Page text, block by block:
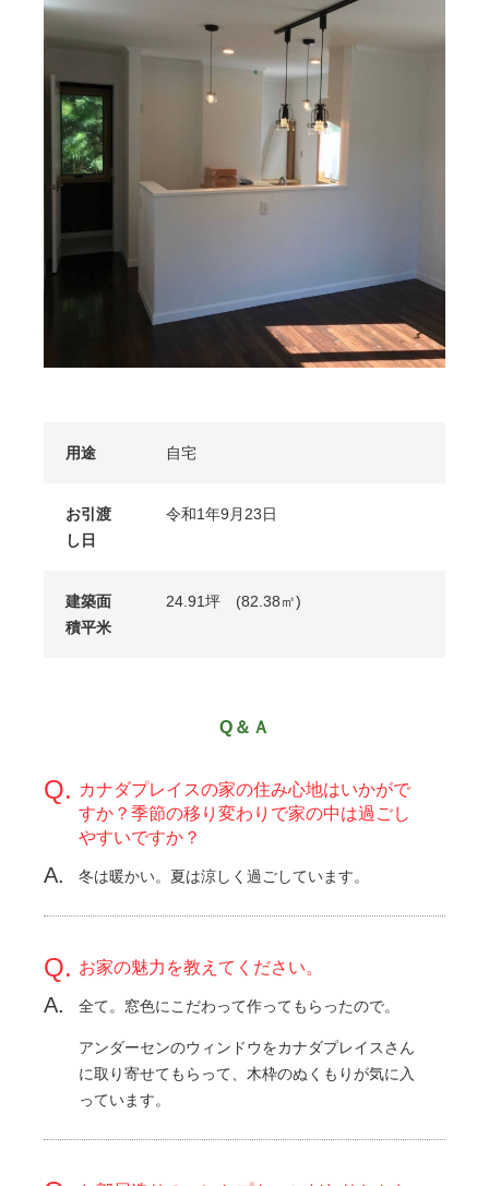
用途 自宅
お引渡
し日
令和1年9月23日
建築面
積平米
24.91坪 (82.38㎡)
Q＆Ａ
カナダプレイスの家の住み心地はいかがで
すか？季節の移り変わりで家の中は過ごし
やすいですか？
冬は暖かい。夏は涼しく過ごしています。
お家の魅力を教えてください。
全て。窓色にこだわって作ってもらったので。
アンダーセンのウィンドウをカナダプレイスさん
に取り寄せてもらって、木枠のぬくもりが気に入
っています。